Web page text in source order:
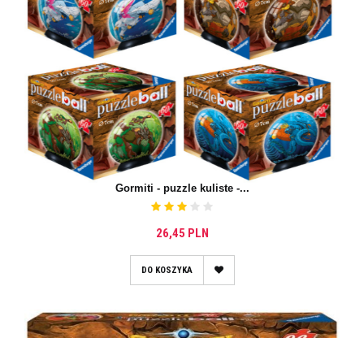
Gormiti - puzzle kuliste -...
26,45 PLN
DO KOSZYKA